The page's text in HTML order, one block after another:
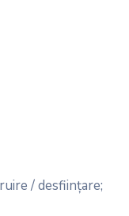
/ desființare;